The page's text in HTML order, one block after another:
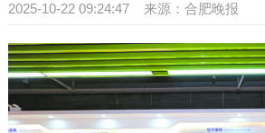
2025-10-22 09:24:47 来源：合肥晚报